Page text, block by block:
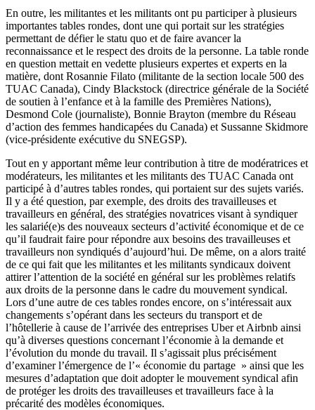
En outre, les militantes et les militants ont pu participer à plusieurs
importantes tables rondes, dont une qui portait sur les stratégies
permettant de défier le statu quo et de faire avancer la
reconnaissance et le respect des droits de la personne. La table ronde
en question mettait en vedette plusieurs expertes et experts en la
matière, dont Rosannie Filato (militante de la section locale 500 des
TUAC Canada), Cindy Blackstock (directrice générale de la Société
de soutien à l’enfance et à la famille des Premières Nations),
Desmond Cole (journaliste), Bonnie Brayton (membre du Réseau
d’action des femmes handicapées du Canada) et Sussanne Skidmore
(vice-présidente exécutive du SNEGSP).
Tout en y apportant même leur contribution à titre de modératrices et
modérateurs, les militantes et les militants des TUAC Canada ont
participé à d’autres tables rondes, qui portaient sur des sujets variés.
Il y a été question, par exemple, des droits des travailleuses et
travailleurs en général, des stratégies novatrices visant à syndiquer
les salarié(e)s des nouveaux secteurs d’activité économique et de ce
qu’il faudrait faire pour répondre aux besoins des travailleuses et
travailleurs non syndiqués d’aujourd’hui. De même, on a alors traité
de ce qui fait que les militantes et les militants syndicaux doivent
attirer l’attention de la société en général sur les problèmes relatifs
aux droits de la personne dans le cadre du mouvement syndical.
Lors d’une autre de ces tables rondes encore, on s’intéressait aux
changements s’opérant dans les secteurs du transport et de
l’hôtellerie à cause de l’arrivée des entreprises Uber et Airbnb ainsi
qu’à diverses questions concernant l’économie à la demande et
l’évolution du monde du travail. Il s’agissait plus précisément
d’examiner l’émergence de l’« économie du partage » ainsi que les
mesures d’adaptation que doit adopter le mouvement syndical afin
de protéger les droits des travailleuses et travailleurs face à la
précarité des modèles économiques.